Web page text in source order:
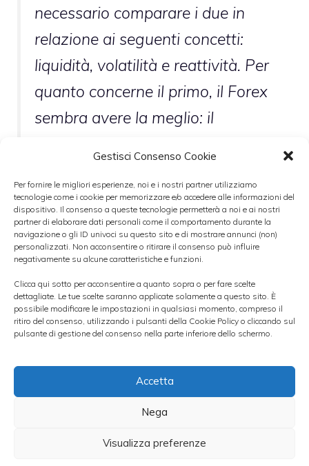
Gestisci Consenso Cookie
Per fornire le migliori esperienze, noi e i nostri partner utilizziamo
tecnologie come i cookie per memorizzare e/o accedere alle informazioni del
dispositivo. Il consenso a queste tecnologie permetterà a noi e ai nostri
partner di elaborare dati personali come il comportamento durante la
navigazione o gli ID univoci su questo sito e di mostrare annunci (non)
personalizzati. Non acconsentire o ritirare il consenso può influire
negativamente su alcune caratteristiche e funzioni.
Clicca qui sotto per acconsentire a quanto sopra o per fare scelte
dettagliate. Le tue scelte saranno applicate solamente a questo sito. È
possibile modificare le impostazioni in qualsiasi momento, compreso il
ritiro del consenso, utilizzando i pulsanti della Cookie Policy o cliccando sul
pulsante di gestione del consenso nella parte inferiore dello schermo.
Accetta
Nega
Visualizza preferenze
necessario comparare i due in
relazione ai seguenti concetti:
liquidità, volatilità e reattività. Per
quanto concerne il primo, il Forex
sembra avere la meglio: il
eguali, principalmente per la
coppia euro/dollaro.
L’obbligazione, al contrario, risulta
Per volatilità s’intende il fatto che
tanto più un mercato è volatile
ai broker. L’essere vincenti, in tal
senso, richiede dunque il saper